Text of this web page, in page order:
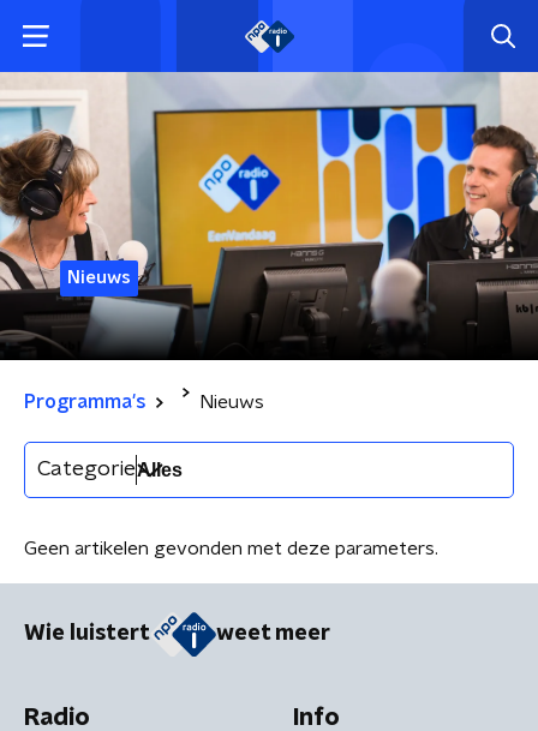
Nieuws
Programma's Nieuws
Categorie
Geen artikelen gevonden met deze parameters.
Wie luistert weet meer
Radio Info